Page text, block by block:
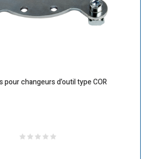
pour changeurs d’outil type COR